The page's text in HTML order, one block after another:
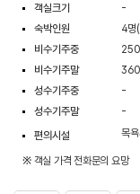
객실크기
-
숙박인원
4명
비수기주중
비수기주말
성수기주중
-
성수기주말
-
편의시설
목
※ 객실 가격 전화문의 요망